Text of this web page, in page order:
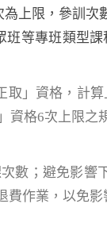
上限，參訓次
等專班類型
取」資格，計
資格6次上限之
數；避免影響
作業，以免影